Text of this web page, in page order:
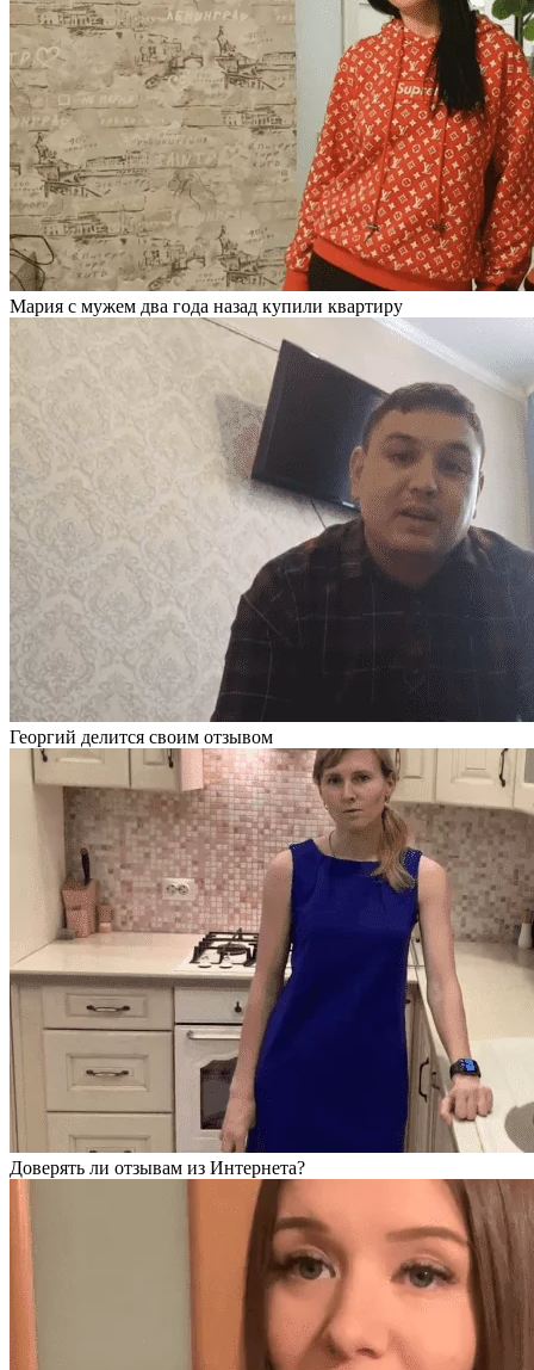
Мария с мужем два года назад купили квартиру
Георгий делится своим отзывом
Доверять ли отзывам из Интернета?